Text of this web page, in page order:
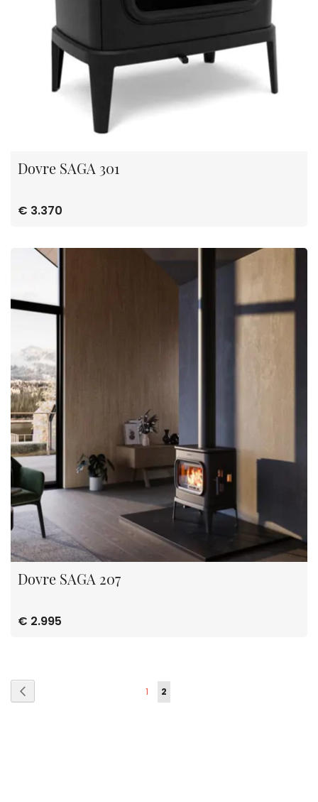
Dovre SAGA 301
€ 3.370
Dovre SAGA 207
€ 2.995
Pagina
Pagina
1
U
2